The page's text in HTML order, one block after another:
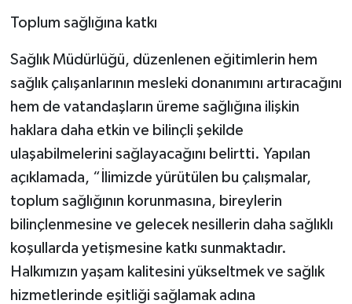
Toplum sağlığına katkı
Sağlık Müdürlüğü, düzenlenen eğitimlerin hem
sağlık çalışanlarının mesleki donanımını artıracağını
hem de vatandaşların üreme sağlığına ilişkin
haklara daha etkin ve bilinçli şekilde
ulaşabilmelerini sağlayacağını belirtti. Yapılan
açıklamada, “İlimizde yürütülen bu çalışmalar,
toplum sağlığının korunmasına, bireylerin
bilinçlenmesine ve gelecek nesillerin daha sağlıklı
koşullarda yetişmesine katkı sunmaktadır.
Halkımızın yaşam kalitesini yükseltmek ve sağlık
hizmetlerinde eşitliği sağlamak adına